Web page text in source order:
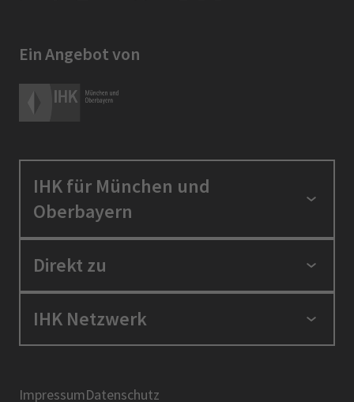
Ein Angebot von
IHK für München und
Oberbayern
Standortpolitik
Berufszugang
Über uns
Direkt zu
Positionen
Presse
IHK Netzwerk
BIHK
ImpressumDatenschutz